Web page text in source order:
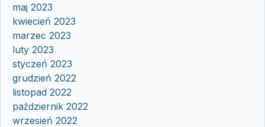
maj 2023
kwiecień 2023
marzec 2023
luty 2023
styczeń 2023
grudzień 2022
listopad 2022
październik 2022
wrzesień 2022